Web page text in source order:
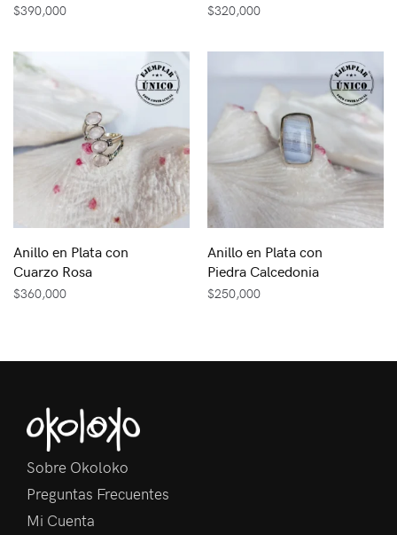
$390,000 $320,000
Anillo en Plata con
Cuarzo Rosa
$360,000
Anillo en Plata con
Piedra Calcedonia
$250,000
Sobre Okoloko
Preguntas Frecuentes
Mi Cuenta